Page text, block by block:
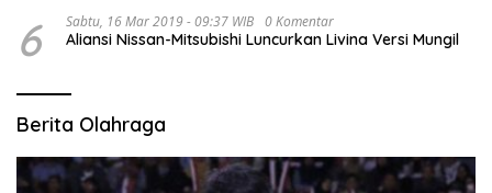
6 Sabtu, 16 Mar 2019 - 09:37 WIB 0 Komentar
Aliansi Nissan-Mitsubishi Luncurkan Livina Versi Mungil
Berita Olahraga